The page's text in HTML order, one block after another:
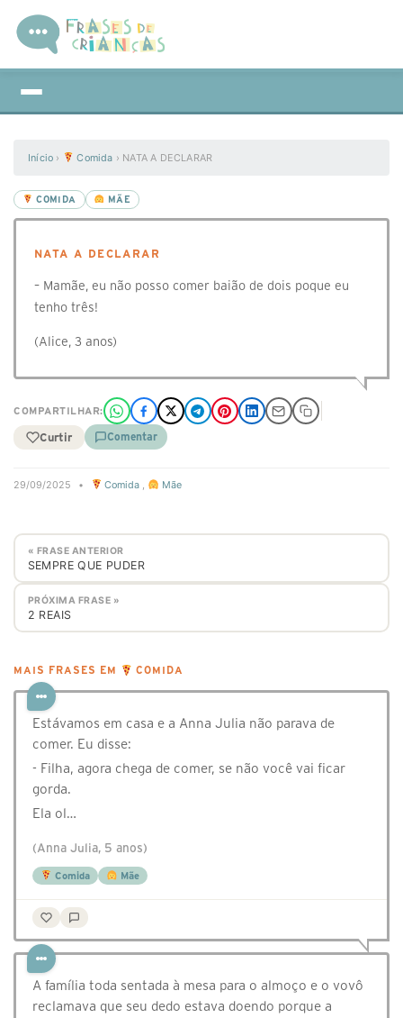
Início › Comida › NATA A DECLARAR
COMIDA MÃE
NATA A DECLARAR
– Mamãe, eu não posso comer baião de dois poque eu
tenho três!
(Alice, 3 anos)
COMPARTILHAR:
Curtir Comentar
29/09/2025 • Comida , Mãe
« FRASE ANTERIOR
SEMPRE QUE PUDER
PRÓXIMA FRASE »
2 REAIS
MAIS FRASES EM COMIDA
Estávamos em casa e a Anna Julia não parava de
comer. Eu disse:
- Filha, agora chega de comer, se não você vai ficar
gorda.
Ela ol…
(Anna Julia, 5 anos)
Comida Mãe
A família toda sentada à mesa para o almoço e o vovô
reclamava que seu dedo estava doendo porque a